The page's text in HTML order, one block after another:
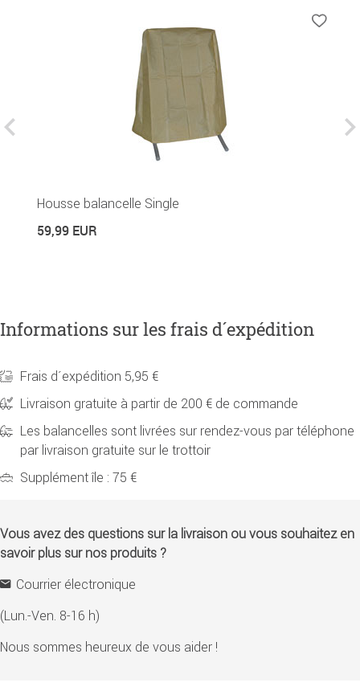
Housse balancelle Single
59,99 EUR
Informations sur les frais d´expédition
Frais d´expédition 5,95 €
Livraison gratuite à partir de 200 € de commande
Les balancelles sont livrées sur rendez-vous par téléphone
par livraison gratuite sur le trottoir
Supplément île : 75 €
Vous avez des questions sur la livraison ou vous souhaitez en
savoir plus sur nos produits ?
Courrier électronique
(Lun.-Ven. 8-16 h)
Nous sommes heureux de vous aider !